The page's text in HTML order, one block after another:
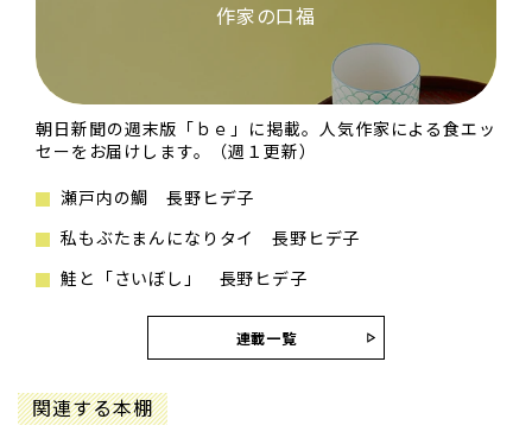
作家の口福
朝日新聞の週末版「ｂｅ」に掲載。人気作家による食エッ
セーをお届けします。（週１更新）
瀬戸内の鯛 長野ヒデ子
私もぶたまんになりタイ 長野ヒデ子
鮭と「さいぼし」 長野ヒデ子
連載一覧
関連する本棚